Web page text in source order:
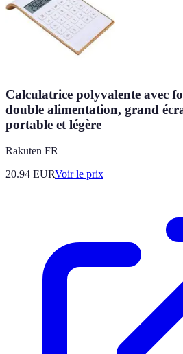
Calculatrice polyvalente avec
double alimentation, grand
portable et légère
Rakuten FR
20.94 EURVoir le prix